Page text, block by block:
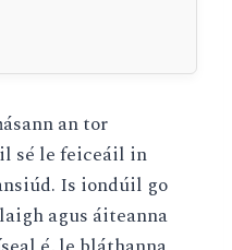
an tor
sé le feiceáil in
Is iondúil go
agus áiteanna